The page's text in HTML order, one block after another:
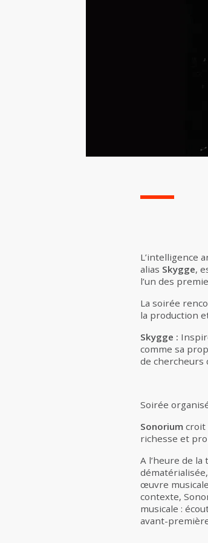
L’intelligence
alias Skygge,
l’un des
La soirée
la production
Skygge :
comme sa
de chercheurs
Soirée
Sonorium croit
richesse et
A l’heure de
œuvre
contexte,
musicale :
avant-